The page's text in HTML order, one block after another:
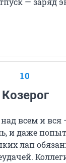
10
Козерог
всем и вся
и даже
лап